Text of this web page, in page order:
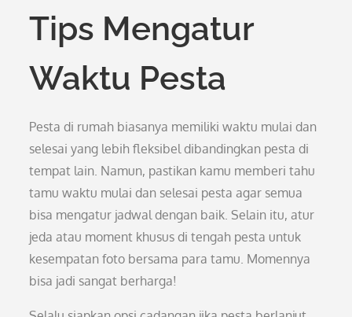
Tips Mengatur
Waktu Pesta
Pesta di rumah biasanya memiliki waktu mulai dan
selesai yang lebih fleksibel dibandingkan pesta di
tempat lain. Namun, pastikan kamu memberi tahu
tamu waktu mulai dan selesai pesta agar semua
bisa mengatur jadwal dengan baik. Selain itu, atur
jeda atau moment khusus di tengah pesta untuk
kesempatan foto bersama para tamu. Momennya
bisa jadi sangat berharga!